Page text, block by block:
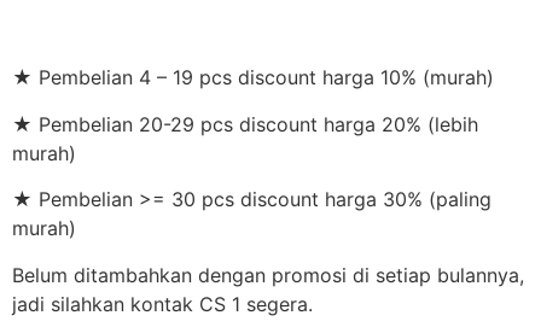
★ Pembelian 4 – 19 pcs discount harga 10% (murah)
★ Pembelian 20-29 pcs discount harga 20% (lebih
murah)
★ Pembelian >= 30 pcs discount harga 30% (paling
murah)
Belum ditambahkan dengan promosi di setiap bulannya,
jadi silahkan kontak CS 1 segera.